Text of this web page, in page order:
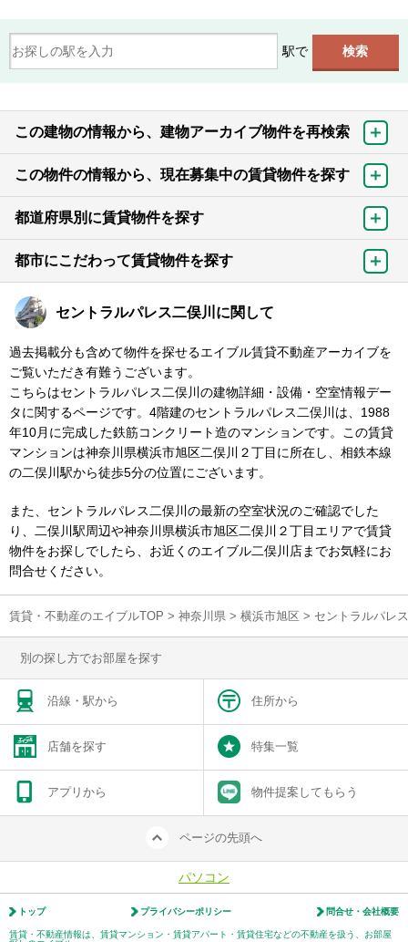
駅で
この建物の情報から、建物アーカイブ物件を再検索
この物件の情報から、現在募集中の賃貸物件を探す
都道府県別に賃貸物件を探す
都市にこだわって賃貸物件を探す
セントラルパレス二俣川に関して
過去掲載分も含めて物件を探せるエイブル賃貸不動産アーカイブを
ご覧いただき有難うございます。
こちらはセントラルパレス二俣川の建物詳細・設備・空室情報デー
タに関するページです。4階建のセントラルパレス二俣川は、1988
年10月に完成した鉄筋コンクリート造のマンションです。この賃貸
マンションは神奈川県横浜市旭区二俣川２丁目に所在し、相鉄本線
の二俣川駅から徒歩5分の位置にございます。
また、セントラルパレス二俣川の最新の空室状況のご確認でした
り、二俣川駅周辺や神奈川県横浜市旭区二俣川２丁目エリアで賃貸
物件をお探しでしたら、お近くのエイブル二俣川店までお気軽にお
問合せください。
賃貸・不動産のエイブルTOP > 神奈川県 > 横浜市旭区 > セントラルパレ
別の探し方でお部屋を探す
沿線・駅から 住所から
店舗を探す 特集一覧
アプリから 物件提案してもらう
ページの先頭へ
パソコン
トップ プライバシーポリシー 問合せ・会社概要
賃貸・不動産情報は、賃貸マンション・賃貸アパート・賃貸住宅などの不動産を扱う、お部屋